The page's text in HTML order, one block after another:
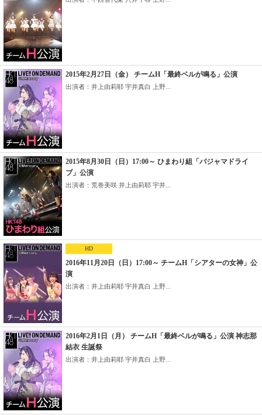
2015年2月27日（金） チームH「最終ベルが鳴る」公演
出演者：井上由莉耶 宇井真白 上野...
2015年8月30日（日）17:00～ ひまわり組「パジャマドライ
ブ」公演
出演者：荒巻美咲 井上由莉耶 宇井...
HD
2016年11月20日（日）17:00～ チームH「シアターの女神」公
演
出演者：井上由莉耶 宇井真白 上野...
2016年2月1日（月） チームH「最終ベルが鳴る」公演 神志那
結衣 生誕祭
出演者：井上由莉耶 宇井真白 上野...